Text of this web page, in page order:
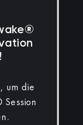
um die